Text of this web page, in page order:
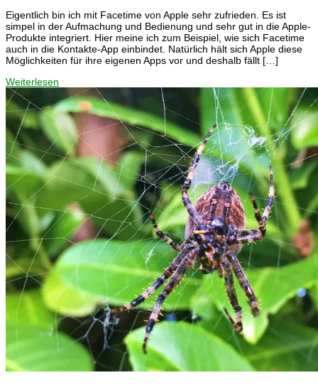
Eigentlich bin ich mit Facetime von Apple sehr zufrieden. Es ist
simpel in der Aufmachung und Bedienung und sehr gut in die Apple-
Produkte integriert. Hier meine ich zum Beispiel, wie sich Facetime
auch in die Kontakte-App einbindet. Natürlich hält sich Apple diese
Möglichkeiten für ihre eigenen Apps vor und deshalb fällt […]
Weiterlesen